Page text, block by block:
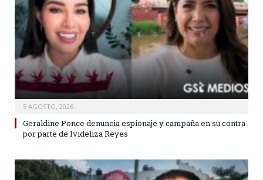
5 AGOSTO, 2026
Geraldine Ponce denuncia espionaje y campaña en su contra
por parte de Ivideliza Reyes